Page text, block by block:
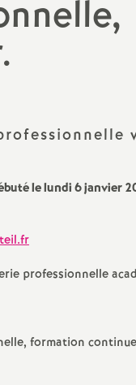
le lundi 6 janvier
professionnelle
formation